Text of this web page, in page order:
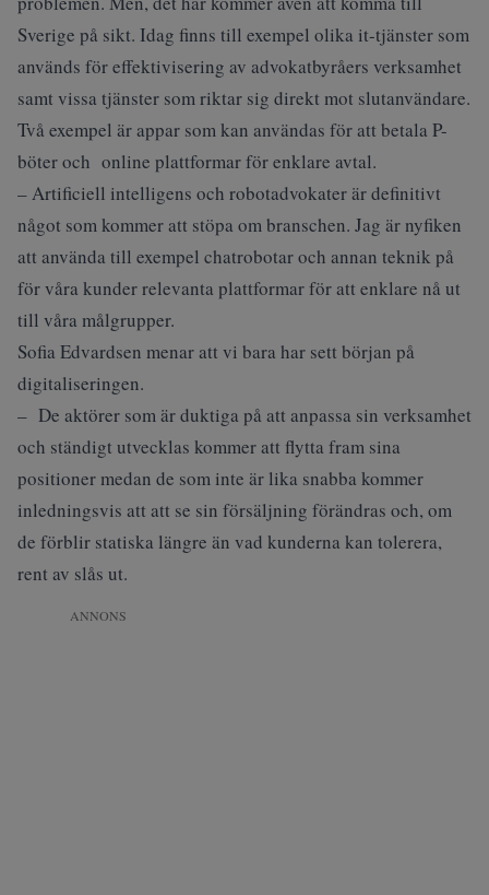
Sverige på sikt. Idag finns till exempel olika it-tjänster som
används för effektivisering av advokatbyråers verksamhet
samt vissa tjänster som riktar sig direkt mot slutanvändare.
Två exempel är appar som kan användas för att betala P-
böter och online plattformar för enklare avtal.
– Artificiell intelligens och robotadvokater är definitivt
något som kommer att stöpa om branschen. Jag är nyfiken
att använda till exempel chatrobotar och annan teknik på
för våra kunder relevanta plattformar för att enklare nå ut
till våra målgrupper.
Sofia Edvardsen menar att vi bara har sett början på
digitaliseringen.
– De aktörer som är duktiga på att anpassa sin verksamhet
och ständigt utvecklas kommer att flytta fram sina
positioner medan de som inte är lika snabba kommer
inledningsvis att att se sin försäljning förändras och, om
de förblir statiska längre än vad kunderna kan tolerera,
rent av slås ut.
ANNONS